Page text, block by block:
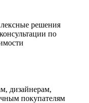
решения
по
дизайнерам,
покупателям